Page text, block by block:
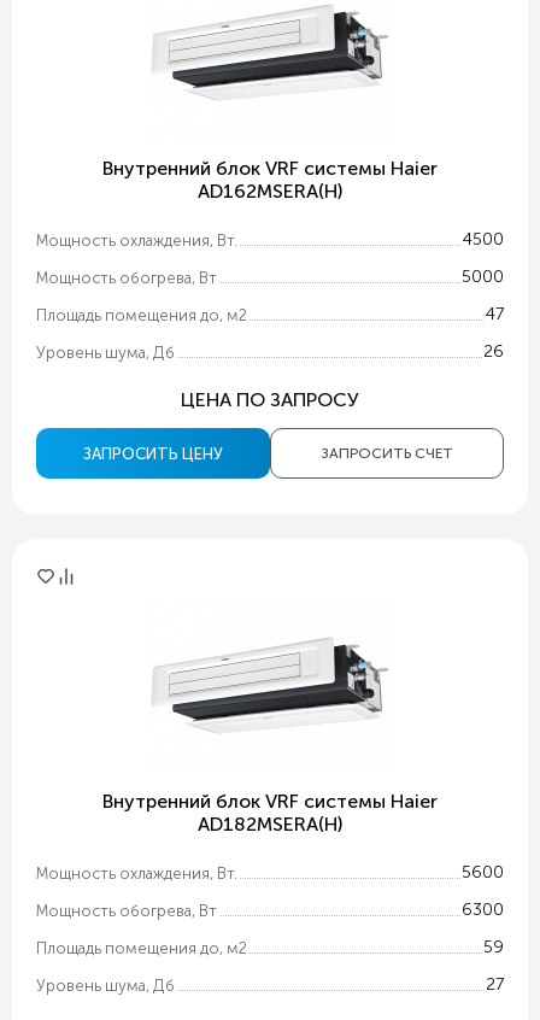
Внутренний блок VRF системы Haier
AD162MSERA(H)
Мощность охлаждения, Вт. 4500
Мощность обогрева, Вт 5000
Площадь помещения до, м2 47
Уровень шума, Дб 26
ЦЕНА ПО ЗАПРОСУ
ЗАПРОСИТЬ СЧЕТ
ЗАПРОСИТЬ ЦЕНУ
Внутренний блок VRF системы Haier
AD182MSERA(H)
Мощность охлаждения, Вт. 5600
Мощность обогрева, Вт 6300
Площадь помещения до, м2 59
Уровень шума, Дб 27